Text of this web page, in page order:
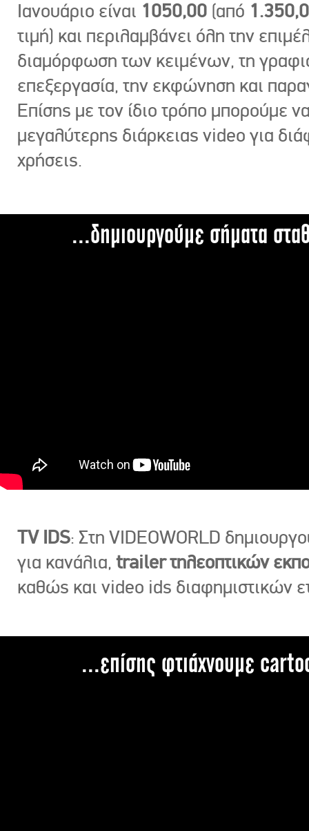
Ιανουάριο είναι 1050,00 (από
τιμή) και περιλαμβάνει όλη την
διαμόρφωση των κειμένων, τη
επεξεργασία, την εκφώνηση και
Επίσης με τον ίδιο τρόπο μπορούμε
μεγαλύτερης διάρκειας video για
χρήσεις.
...δημιουργούμε σήματα
TV IDS: Στη VIDEOWORLD
για κανάλια, trailer τηλεοπτικών
καθώς και video ids διαφημιστικών
...επίσης φτιάχνουμε